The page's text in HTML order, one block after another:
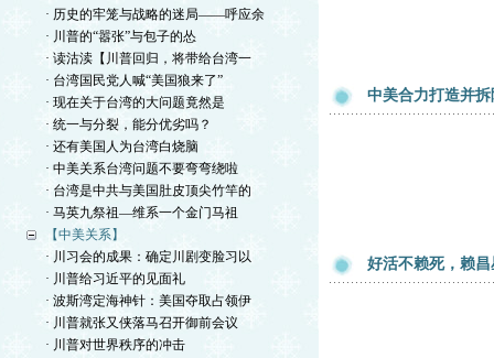
· 历史的牢笼与战略的迷局——呼应余
· 川普的“嚣张”与包子的怂
· 读沽渎【川普回归，将带给台湾一
· 台湾国民党人喊“美国狼来了”
· 现在关于台湾的大问题竟然是
· 统一与分裂，能分优劣吗？
· 还有美国人为台湾白烧脑
· 中美关系台湾问题不要弯弯绕啦
· 台湾是中共与美国肚皮顶尖竹竿的
· 马英九祭祖—维系一个金门马祖
【中美关系】
· 川习会的成果：确定川剧变脸习以
· 川普给习近平的见面礼
· 波斯湾定海神针：美国夺取占领伊
· 川普就张又侠落马召开御前会议
· 川普对世界秩序的冲击
中美合力打造并
好活不赖死，赖